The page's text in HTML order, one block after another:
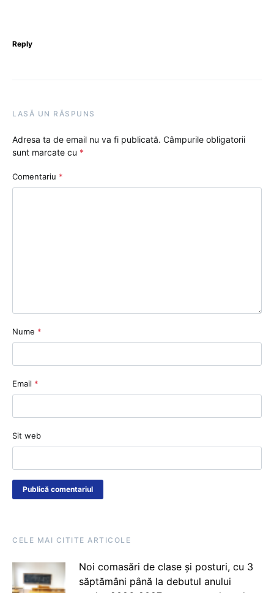
Reply
LASĂ UN RĂSPUNS
Adresa ta de email nu va fi publicată. Câmpurile obligatorii
sunt marcate cu *
Comentariu *
Nume *
Email *
Sit web
CELE MAI CITITE ARTICOLE
Noi comasări de clase și posturi, cu 3
săptămâni până la debutul anului